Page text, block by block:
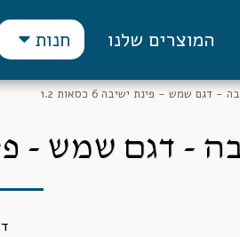
המוצרים שלנו חנות
- דגם שמש - פינת ישיבה 6 כסאות 1.2
דגם שמש - פינת